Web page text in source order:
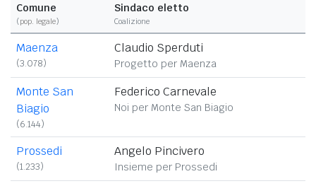
Comune
(pop. legale)
Sindaco eletto
Coalizione
Maenza
(3.078)
Claudio Sperduti
Progetto per Maenza
Monte San
Biagio
(6.144)
Federico Carnevale
Noi per Monte San Biagio
Prossedi
(1.233)
Angelo Pincivero
Insieme per Prossedi